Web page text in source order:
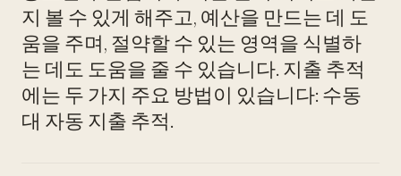
지 볼 수 있게 해주고, 예산을 만드는 데 도
움을 주며, 절약할 수 있는 영역을 식별하
는 데도 도움을 줄 수 있습니다. 지출 추적
에는 두 가지 주요 방법이 있습니다: 수동
대 자동 지출 추적.